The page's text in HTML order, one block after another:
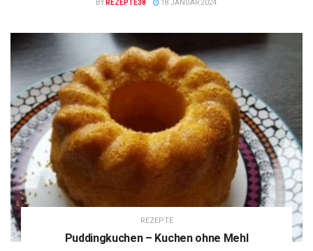
BY REZEPTE38 18 JANUAR 2024
REZEPTE
Puddingkuchen – Kuchen ohne Mehl